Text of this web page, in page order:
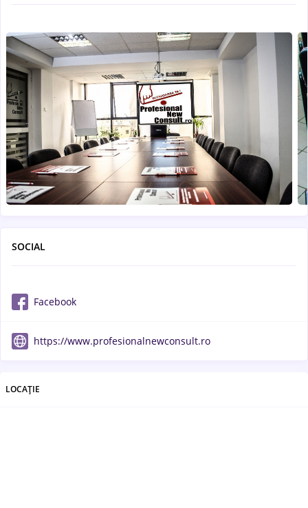
SOCIAL
Facebook
https://www.profesionalnewconsult.ro
LOCAȚIE